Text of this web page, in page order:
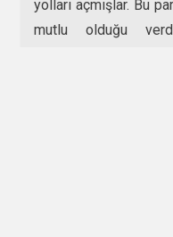
yolları açmışlar. Bu
mutlu olduğu